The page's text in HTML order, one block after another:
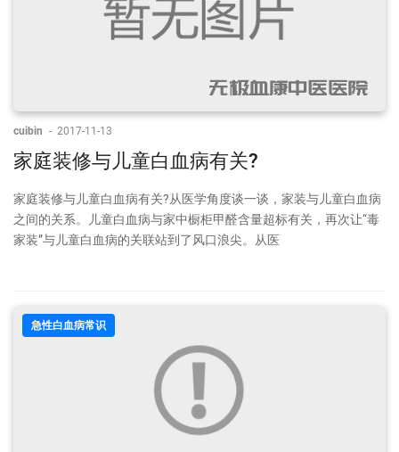
cuibin - 2017-11-13
家庭装修与儿童白血病有关?
家庭装修与儿童白血病有关?从医学角度谈一谈，家装与儿童白血病
之间的关系。儿童白血病与家中橱柜甲醛含量超标有关，再次让“毒
家装”与儿童白血病的关联站到了风口浪尖。从医
急性白血病常识